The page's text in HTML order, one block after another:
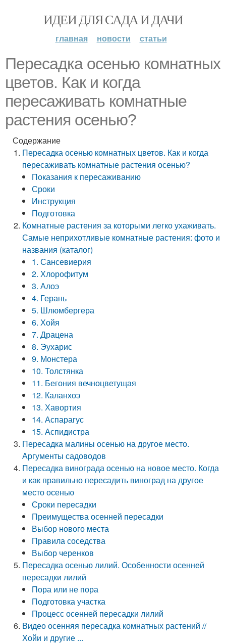
ИДЕИ ДЛЯ САДА И ДАЧИ
главная новости статьи
Пересадка осенью комнатных
цветов. Как и когда
пересаживать комнатные
растения осенью?
Содержание
Пересадка осенью комнатных цветов. Как и когда
пересаживать комнатные растения осенью?
Показания к пересаживанию
Сроки
Инструкция
Подготовка
Комнатные растения за которыми легко ухаживать.
Самые неприхотливые комнатные растения: фото и
названия (каталог)
1. Сансевиерия
2. Хлорофитум
3. Алоэ
4. Герань
5. Шлюмбергера
6. Хойя
7. Драцена
8. Эухарис
9. Монстера
10. Толстянка
11. Бегония вечноцветущая
12. Каланхоэ
13. Хавортия
14. Аспарагус
15. Аспидистра
Пересадка малины осенью на другое место.
Аргументы садоводов
Пересадка винограда осенью на новое место. Когда
и как правильно пересадить виноград на другое
место осенью
Сроки пересадки
Преимущества осенней пересадки
Выбор нового места
Правила соседства
Выбор черенков
Пересадка осенью лилий. Особенности осенней
пересадки лилий
Пора или не пора
Подготовка участка
Процесс осенней пересадки лилий
Видео осенняя пересадка комнатных растений //
Хойи и другие ...